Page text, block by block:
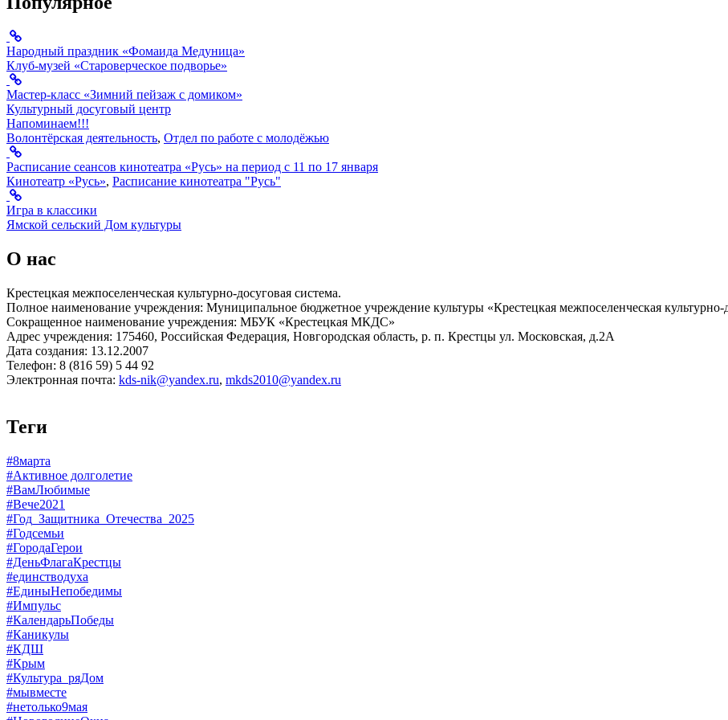
Народный праздник «Фомаида Медуница»
Клуб-музей «Староверческое подворье»
Мастер-класс «Зимний пейзаж с домиком»
Культурный досуговый центр
Напоминаем!!!
Волонтёрская деятельность, Отдел по работе с молодёжью
Расписание сеансов кинотеатра «Русь» на период с 11 по 17 января
Кинотеатр «Русь», Расписание кинотеатра "Русь"
Игра в классики
Ямской сельский Дом культуры
О нас
Крестецкая межпоселенческая культурно-досуговая система.
Полное наименование учреждения: Муниципальное бюджетное учреждение культуры «Крестецкая межпоселенческая культурно-
Сокращенное наименование учреждения: МБУК «Крестецкая МКДС»
Адрес учреждения: 175460, Российская Федерация, Новгородская область, р. п. Крестцы ул. Московская, д.2А
Дата создания: 13.12.2007
Телефон: 8 (816 59) 5 44 92
Электронная почта: kds-nik@yandex.ru, mkds2010@yandex.ru
Теги
#8марта
#Активное долголетие
#ВамЛюбимые
#Вече2021
#Год_Защитника_Отечества_2025
#Годсемьи
#ГородаГерои
#ДеньФлагаКрестцы
#единстводуха
#ЕдиныНепобедимы
#Импульс
#КалендарьПобеды
#Каникулы
#КДШ
#Крым
#Культура_ряДом
#мывместе
#нетолько9мая